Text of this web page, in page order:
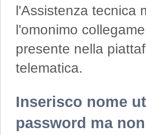
l'Assistenza tecnica
l'omonimo
presente nella
telematica.
Inserisco nome
password ma